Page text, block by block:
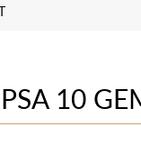
10